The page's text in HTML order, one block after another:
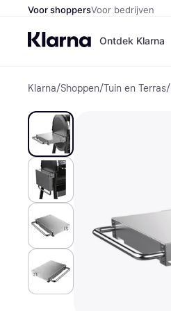
Voor shoppersVoor bedrijven
Ontdek Klarna
Klarna/Shoppen/Tuin en Terras/